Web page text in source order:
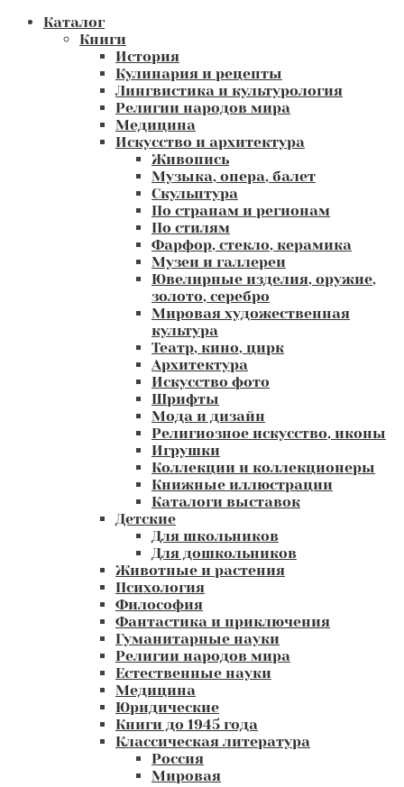
Каталог
Книги
История
Кулинария и рецепты
Лингвистика и культурология
Религии народов мира
Медицина
Искусство и архитектура
Живопись
Музыка, опера, балет
Скульптура
По странам и регионам
По стилям
Фарфор, стекло, керамика
Музеи и галлереи
Ювелирные изделия, оружие,
золото, серебро
Мировая художественная
культура
Театр, кино, цирк
Архитектура
Искусство фото
Шрифты
Мода и дизайн
Религиозное искусство, иконы
Игрушки
Коллекции и коллекционеры
Книжные иллюстрации
Каталоги выставок
Детские
Для школьников
Для дошкольников
Животные и растения
Психология
Философия
Фантастика и приключения
Гуманитарные науки
Религии народов мира
Естественные науки
Медицина
Юридические
Книги до 1945 года
Классическая литература
Россия
Мировая